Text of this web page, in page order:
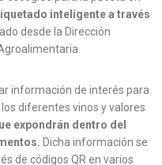
inteligente a través
desde la Dirección
información de interés para
diferentes vinos y valores
expondrán dentro del
Dicha información se
de códigos QR en varios